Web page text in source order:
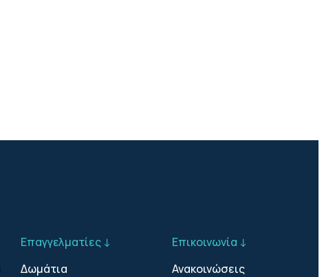
Επαγγελματίες ↓
Δωμάτια
Επικοινωνία ↓
Ανακοινώσεις